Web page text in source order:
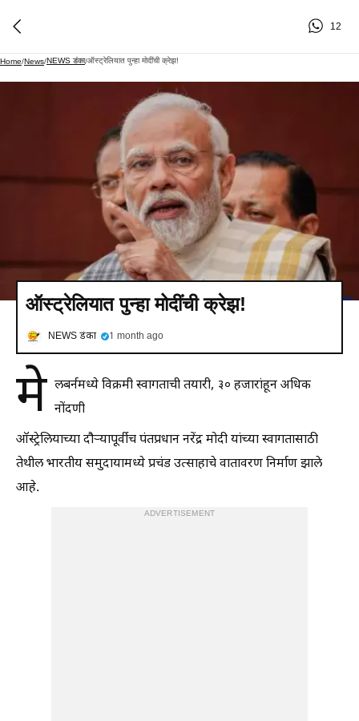
12
Home/News/NEWS डंका/ऑस्ट्रेलियात पुन्हा मोदींची क्रेझ!
ऑस्ट्रेलियात पुन्हा मोदींची क्रेझ!
NEWS डंका 1 month ago
मे लबर्नमध्ये विक्रमी स्वागताची तयारी, ३० हजारांहून अधिक
नोंदणी
ऑस्ट्रेलियाच्या दौऱ्यापूर्वीच पंतप्रधान नरेंद्र मोदी यांच्या स्वागतासाठी
तेथील भारतीय समुदायामध्ये प्रचंड उत्साहाचे वातावरण निर्माण झाले
आहे.
ADVERTISEMENT